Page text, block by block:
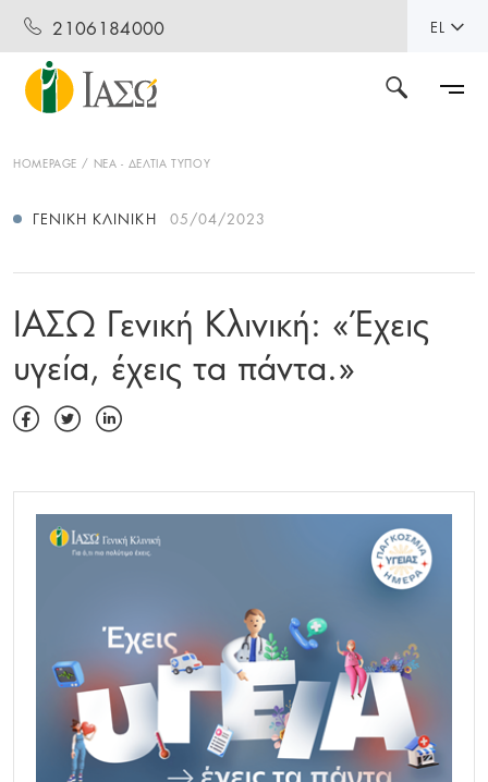
2106184000 EL
HOMEPAGE ΝΕΑ - ΔΕΛΤΙΑ ΤΥΠΟΥ
ΓΕΝΙΚΉ ΚΛΙΝΙΚΉ 05/04/2023
ΙΑΣΩ Γενική Κλινική: «Έχεις
υγεία, έχεις τα πάντα.»